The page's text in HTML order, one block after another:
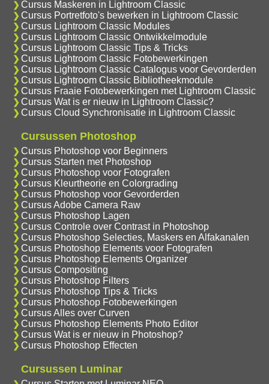
Cursus Maskeren in Lightroom Classic
Cursus Portretfoto's bewerken in Lightroom Classic
Cursus Lightroom Classic Modules
Cursus Lightroom Classic Ontwikkelmodule
Cursus Lightroom Classic Tips & Tricks
Cursus Lightroom Classic Fotobewerkingen
Cursus Lightroom Classic Catalogus voor Gevorderden
Cursus Lightroom Classic Bibliotheekmodule
Cursus Fraaie Fotobewerkingen met Lightroom Classic
Cursus Wat is er nieuw in Lightroom Classic?
Cursus Cloud Synchronisatie in Lightroom Classic
Cursussen Photoshop
Cursus Photoshop voor Beginners
Cursus Starten met Photoshop
Cursus Photoshop voor Fotografen
Cursus Kleurtheorie en Colorgrading
Cursus Photoshop voor Gevorderden
Cursus Adobe Camera Raw
Cursus Photoshop Lagen
Cursus Controle over Contrast in Photoshop
Cursus Photoshop Selecties, Maskers en Alfakanalen
Cursus Photoshop Elements voor Fotografen
Cursus Photoshop Elements Organizer
Cursus Compositing
Cursus Photoshop Filters
Cursus Photoshop Tips & Tricks
Cursus Photoshop Fotobewerkingen
Cursus Alles over Curven
Cursus Photoshop Elements Photo Editor
Cursus Wat is er nieuw in Photoshop?
Cursus Photoshop Effecten
Cursussen Luminar